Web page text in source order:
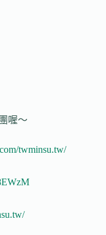
喔～
twminsu.tw/